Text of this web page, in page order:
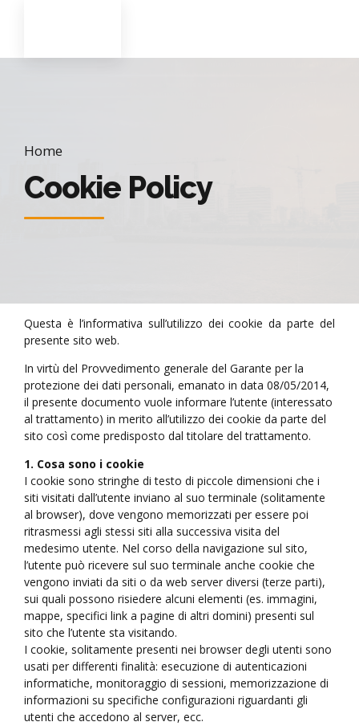
Home
Cookie Policy
Questa è l’informativa sull’utilizzo dei cookie da parte del
presente sito web.
In virtù del Provvedimento generale del Garante per la
protezione dei dati personali, emanato in data 08/05/2014,
il presente documento vuole informare l’utente (interessato
al trattamento) in merito all’utilizzo dei cookie da parte del
sito così come predisposto dal titolare del trattamento.
1. Cosa sono i cookie
I cookie sono stringhe di testo di piccole dimensioni che i
siti visitati dall’utente inviano al suo terminale (solitamente
al browser), dove vengono memorizzati per essere poi
ritrasmessi agli stessi siti alla successiva visita del
medesimo utente. Nel corso della navigazione sul sito,
l’utente può ricevere sul suo terminale anche cookie che
vengono inviati da siti o da web server diversi (terze parti),
sui quali possono risiedere alcuni elementi (es. immagini,
mappe, specifici link a pagine di altri domini) presenti sul
sito che l’utente sta visitando.
I cookie, solitamente presenti nei browser degli utenti sono
usati per differenti finalità: esecuzione di autenticazioni
informatiche, monitoraggio di sessioni, memorizzazione di
informazioni su specifiche configurazioni riguardanti gli
utenti che accedono al server, ecc.